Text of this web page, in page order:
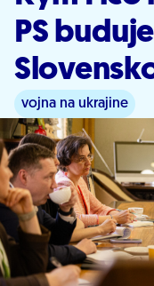
PS
vojna na ukrajine